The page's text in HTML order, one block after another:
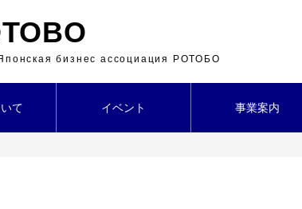
бизнес ассоциация РОТОБО
て イベント 事業案内